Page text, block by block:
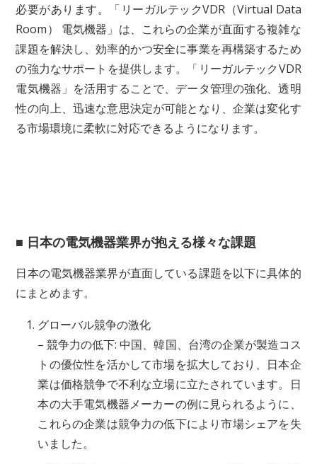
必要があります。「リーガルテックVDR（Virtual Data
Room） 電気機器」は、これらの企業が直面する複雑な
課題を解決し、効率的かつ安全に事業を再構築するため
の強力なサポートを提供します。「リーガルテックVDR
電気機器」を活用することで、データ管理の強化、透明
性の向上、迅速な意思決定が可能となり、企業は変化す
る市場環境に柔軟に対応できるようになります。
■ 日本の電気機器業界が抱える様々な課題
日本の電気機器業界が直面している課題を以下に具体的
にまとめます。
グローバル競争の激化
– 競争力の低下: 中国、韓国、台湾の企業が製造コス
トの優位性を活かして市場を拡大しており、日本企
業は価格競争で不利な立場に立たされています。日
本の大手電気機器メーカーの例に見られるように、
これらの企業は競争力の低下により市場シェアを失
いました。